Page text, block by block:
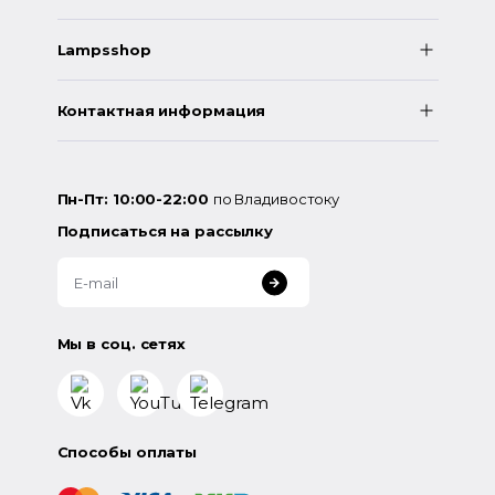
Lampsshop
Контактная информация
Пн-Пт: 10:00-22:00 по Владивостоку
Подписаться на рассылку
Мы в соц. сетях
Способы оплаты